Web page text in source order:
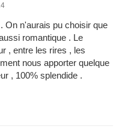
On n'aurais pu choisir que
romantique . Le
, entre les rires , les
nous apporter quelque
, 100% splendide .